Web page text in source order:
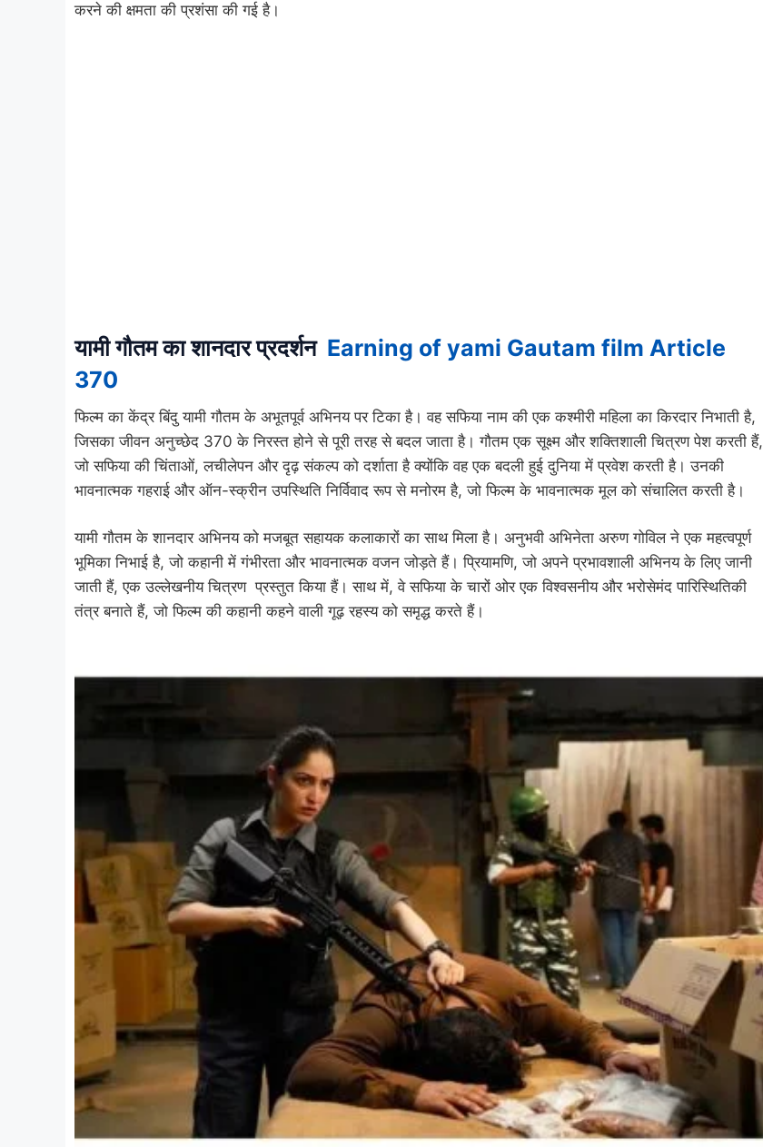
करने की क्षमता की प्रशंसा की गई है।
यामी गौतम का शानदार प्रदर्शन Earning of yami Gautam film Article
370
फिल्म का केंद्र बिंदु यामी गौतम के अभूतपूर्व अभिनय पर टिका है। वह सफिया नाम की एक कश्मीरी महिला का किरदार निभाती है,
जिसका जीवन अनुच्छेद 370 के निरस्त होने से पूरी तरह से बदल जाता है। गौतम एक सूक्ष्म और शक्तिशाली चित्रण पेश करती हैं,
जो सफिया की चिंताओं, लचीलेपन और दृढ़ संकल्प को दर्शाता है क्योंकि वह एक बदली हुई दुनिया में प्रवेश करती है। उनकी
भावनात्मक गहराई और ऑन-स्क्रीन उपस्थिति निर्विवाद रूप से मनोरम है, जो फिल्म के भावनात्मक मूल को संचालित करती है।
यामी गौतम के शानदार अभिनय को मजबूत सहायक कलाकारों का साथ मिला है। अनुभवी अभिनेता अरुण गोविल ने एक महत्वपूर्ण
भूमिका निभाई है, जो कहानी में गंभीरता और भावनात्मक वजन जोड़ते हैं। प्रियामणि, जो अपने प्रभावशाली अभिनय के लिए जानी
जाती हैं, एक उल्लेखनीय चित्रण प्रस्तुत किया हैं। साथ में, वे सफिया के चारों ओर एक विश्वसनीय और भरोसेमंद पारिस्थितिकी
तंत्र बनाते हैं, जो फिल्म की कहानी कहने वाली गूढ़ रहस्य को समृद्ध करते हैं।